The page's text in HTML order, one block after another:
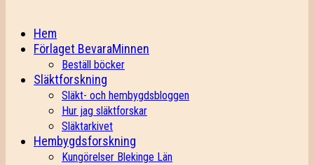
Hem
Förlaget BevaraMinnen
Beställ böcker
Släktforskning
Släkt- och hembygdsbloggen
Hur jag släktforskar
Släktarkivet
Hembygdsforskning
Kungörelser Blekinge Län